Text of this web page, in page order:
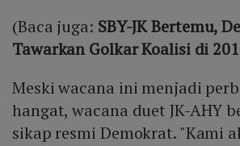
(Baca juga: SBY-JK Bertemu,
Tawarkan Golkar Koalisi di
Meski wacana ini menjadi
hangat, wacana duet JK-AHY
sikap resmi Demokrat. "Kami